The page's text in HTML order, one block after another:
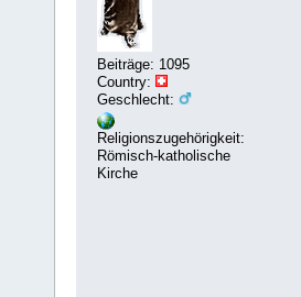
Beiträge: 1095
Country:
Geschlecht:
Religionszugehörigkeit:
Römisch-katholische
Kirche